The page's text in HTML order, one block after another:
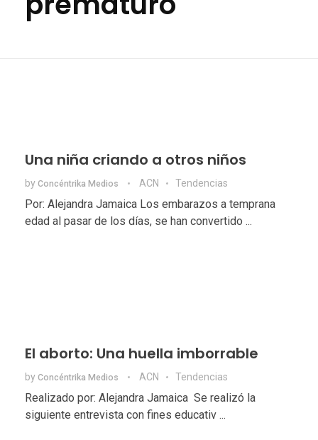
Una niña criando a otros niños
by Concéntrika Medios ACN Tendencias
Por: Alejandra Jamaica Los embarazos a temprana
edad al pasar de los días, se han convertido ...
El aborto: Una huella imborrable
by Concéntrika Medios ACN Tendencias
Realizado por: Alejandra Jamaica Se realizó la
siguiente entrevista con fines educativ ...